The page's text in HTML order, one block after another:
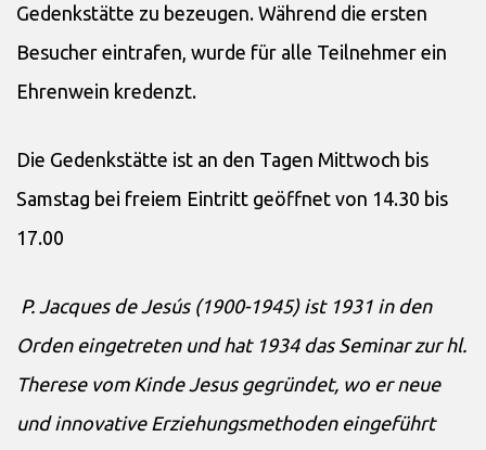
Gedenkstätte zu bezeugen. Während die ersten
Besucher eintrafen, wurde für alle Teilnehmer ein
Ehrenwein kredenzt.
Die Gedenkstätte ist an den Tagen Mittwoch bis
Samstag bei freiem Eintritt geöffnet von 14.30 bis
17.00
P. Jacques de Jesús (1900-1945) ist 1931 in den
Orden eingetreten und hat 1934 das Seminar zur hl.
Therese vom Kinde Jesus gegründet, wo er neue
und innovative Erziehungsmethoden eingeführt